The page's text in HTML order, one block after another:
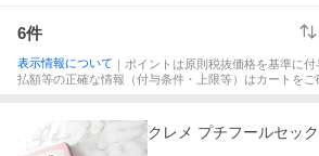
6件
表示情報について ｜ポイントは原則税抜価格を基準に
払額等の正確な情報（付与条件・上限等）はカートを
クレメ プチフールセッ